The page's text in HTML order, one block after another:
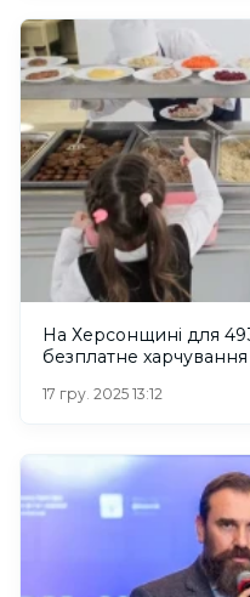
На Херсонщині для
безплатне харчування
17 гру. 2025 13:12